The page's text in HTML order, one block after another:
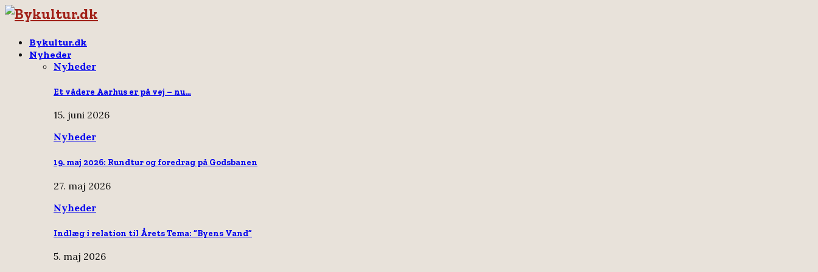
Bykultur.dk
Nyheder
Nyheder
Et vådere Aarhus er på vej – nu…
15. juni 2026
Nyheder
19. maj 2026: Rundtur og foredrag på Godsbanen
27. maj 2026
Nyheder
Indlæg i relation til Årets Tema: “Byens Vand”
5. maj 2026